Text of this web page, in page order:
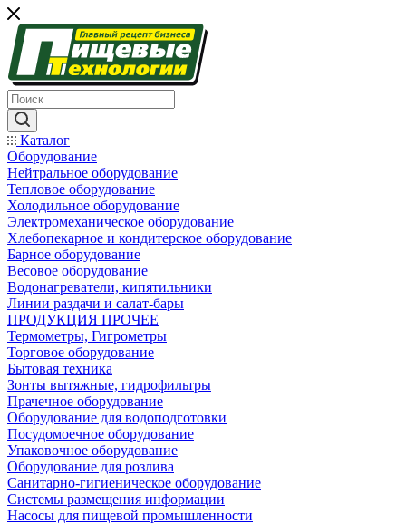
Каталог
Оборудование
Нейтральное оборудование
Тепловое оборудование
Холодильное оборудование
Электромеханическое оборудование
Хлебопекарное и кондитерское оборудование
Барное оборудование
Весовое оборудование
Водонагреватели, кипятильники
Линии раздачи и салат-бары
ПРОДУКЦИЯ ПРОЧЕЕ
Термометры, Гигрометры
Торговое оборудование
Бытовая техника
Зонты вытяжные, гидрофильтры
Прачечное оборудование
Оборудование для водоподготовки
Посудомоечное оборудование
Упаковочное оборудование
Оборудование для розлива
Санитарно-гигиеническое оборудование
Системы размещения информации
Насосы для пищевой промышленности